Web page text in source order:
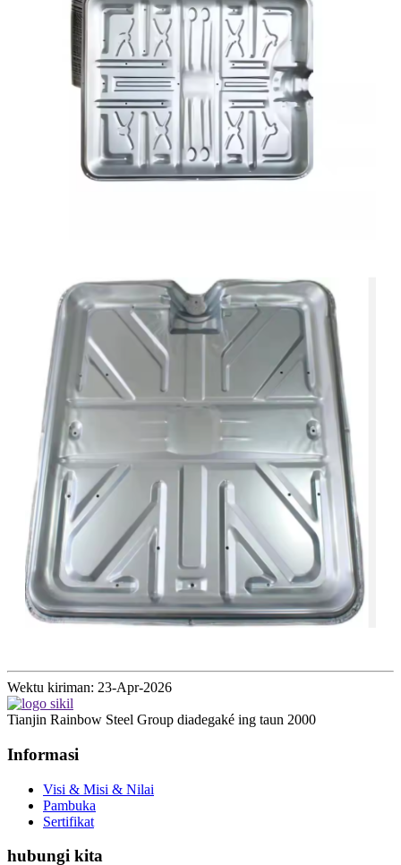
Wektu kiriman: 23-Apr-2026
Tianjin Rainbow Steel Group diadegaké ing taun 2000
Informasi
Visi & Misi & Nilai
Pambuka
Sertifikat
hubungi kita